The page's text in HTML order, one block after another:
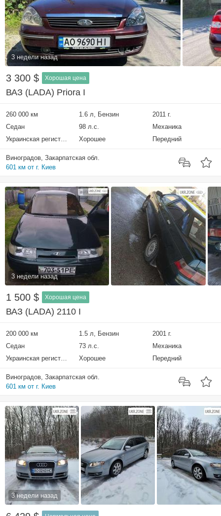
3 недели назад
3 300 $ Хорошая цена
ВАЗ (LADA) Priora I
260 000 км 1.6 л, Бензин
2011 г.
Седан
98 л.с.
Механика
Украинская регистрация
Хорошее Передний
Виноградов, Закарпатская обл.
601 км от г. Киев
3 недели назад
1 500 $ Хорошая цена
ВАЗ (LADA) 2110 I
200 000 км 1.5 л, Бензин
2001 г.
Седан
73 л.с.
Механика
Украинская регистрация
Хорошее Передний
Виноградов, Закарпатская обл.
601 км от г. Киев
3 недели назад